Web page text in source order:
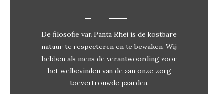
De filosofie van Panta Rhei is de kostbare
natuur te respecteren en te bewaken. Wij
hebben als mens de verantwoording voor
het welbevinden van de aan onze zorg
toevertrouwde paarden.